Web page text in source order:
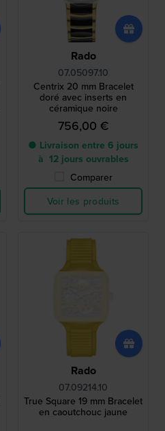
Rado
07.05097.10
Centrix 20 mm Bracelet
doré avec inserts en
céramique noire
756,00 €
● Livraison entre 6 jours
à 12 jours ouvrables
Comparer
Voir les produits
Rado
07.09214.10
True Square 19 mm Bracelet
en caoutchouc jaune